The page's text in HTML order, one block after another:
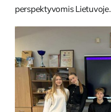
perspektyvomis Lietuvoje.